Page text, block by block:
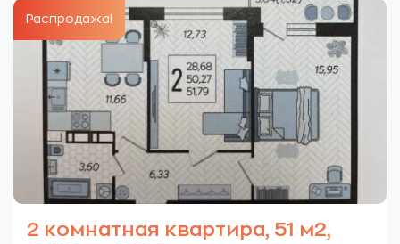
Распродажа!
2 комнатная квартира, 51 м2,